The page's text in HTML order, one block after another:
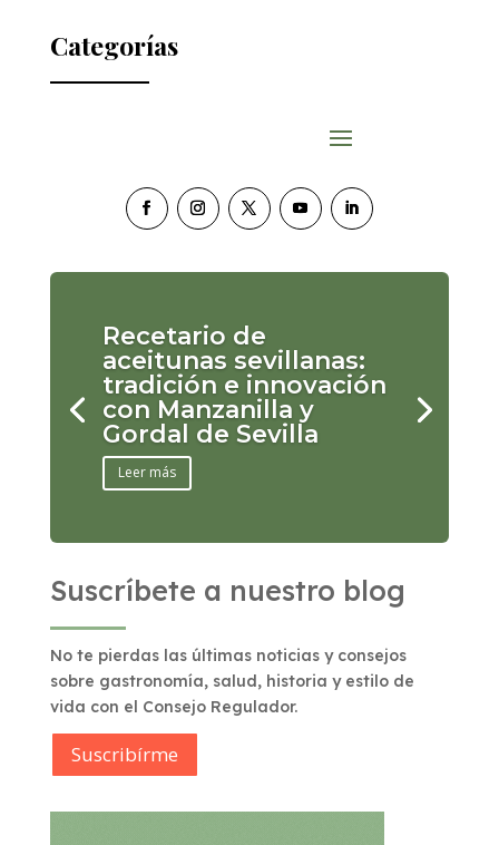
Categorías
Recetario de
aceitunas sevillanas:
tradición e innovación
con Manzanilla y
Gordal de Sevilla
Leer más
Suscríbete a nuestro blog
No te pierdas las últimas noticias y consejos
sobre gastronomía, salud, historia y estilo de
vida con el Consejo Regulador.
Suscribírme